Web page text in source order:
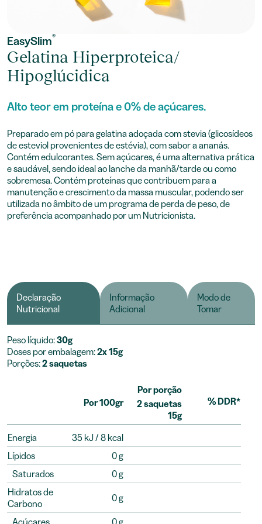
EasySlim®
Gelatina Hiperproteica/
Hipoglúcidica
Alto teor em proteína e 0% de açúcares.
Preparado em pó para gelatina adoçada com stevia (glicosídeos
de esteviol provenientes de estévia), com sabor a ananás.
Contém edulcorantes. Sem açúcares, é uma alternativa prática
e saudável, sendo ideal ao lanche da manhã/tarde ou como
sobremesa. Contém proteínas que contribuem para a
manutenção e crescimento da massa muscular, podendo ser
utilizada no âmbito de um programa de perda de peso, de
preferência acompanhado por um Nutricionista.
Declaração
Nutricional
Informação
Adicional
Modo de
Tomar
Peso líquido:30g
Doses por embalagem:2x 15g
Porções:2 saquetas
Por 100gr
Por porção
2 saquetas
15g
% DDR*
Energia
35 kJ / 8 kcal
Lípidos
0 g
Saturados
0 g
Hidratos de
Carbono
0 g
Açúcares 0 g